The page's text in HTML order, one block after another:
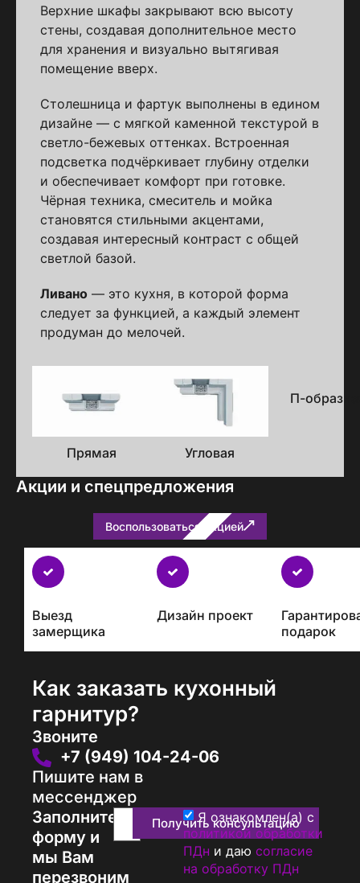
Верхние шкафы закрывают всю высоту
стены, создавая дополнительное место
для хранения и визуально вытягивая
помещение вверх.
Столешница и фартук выполнены в едином
дизайне — с мягкой каменной текстурой в
светло-бежевых оттенках. Встроенная
подсветка подчёркивает глубину отделки
и обеспечивает комфорт при готовке.
Чёрная техника, смеситель и мойка
становятся стильными акцентами,
создавая интересный контраст с общей
светлой базой.
Ливано — это кухня, в которой форма
следует за функцией, а каждый элемент
продуман до мелочей.
исполнения
Прямая Угловая
П-
Акции и спецпредложения
Воспользоваться акцией
Бесплатно
с
проектом
Выезд
замерщика
Дизайн проект
подарок
Как заказать кухонный
гарнитур?
Звоните
+7 (949) 104-24-06
Пишите нам в
мессенджер
Заполните
форму и
мы Вам
перезвоним
Получить консультацию
Я ознакомлен(а) с
политикой обработки
ПДн и даю согласие
на обработку ПДн